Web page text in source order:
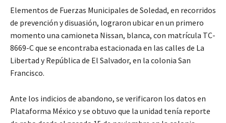
Elementos de Fuerzas Municipales de Soledad, en recorridos
de prevención y disuasión, lograron ubicar en un primero
momento una camioneta Nissan, blanca, con matrícula TC-
8669-C que se encontraba estacionada en las calles de La
Libertad y República de El Salvador, en la colonia San
Francisco.
Ante los indicios de abandono, se verificaron los datos en
Plataforma México y se obtuvo que la unidad tenía reporte